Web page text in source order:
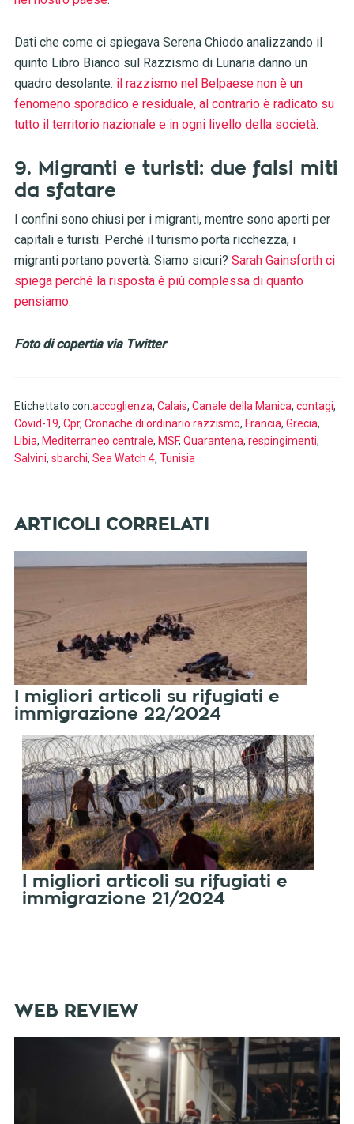
Dati che come ci spiegava Serena Chiodo analizzando il
quinto Libro Bianco sul Razzismo di Lunaria danno un
quadro desolante: il razzismo nel Belpaese non è un
fenomeno sporadico e residuale, al contrario è radicato su
tutto il territorio nazionale e in ogni livello della società.
9. Migranti e turisti: due falsi miti
da sfatare
I confini sono chiusi per i migranti, mentre sono aperti per
capitali e turisti. Perché il turismo porta ricchezza, i
migranti portano povertà. Siamo sicuri? Sarah Gainsforth ci
spiega perché la risposta è più complessa di quanto
pensiamo.
Foto di copertia via Twitter
Etichettato con:accoglienza, Calais, Canale della Manica, contagi,
Covid-19, Cpr, Cronache di ordinario razzismo, Francia, Grecia,
Libia, Mediterraneo centrale, MSF, Quarantena, respingimenti,
Salvini, sbarchi, Sea Watch 4, Tunisia
I migliori articoli su rifugiati e
immigrazione 22/2024
I migliori articoli su rifugiati e
immigrazione 21/2024
WEB REVIEW